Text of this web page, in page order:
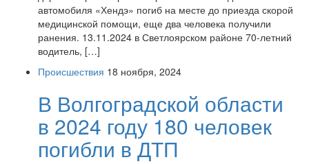
автомобиля «Хендэ» погиб на месте до приезда скорой
медицинской помощи, еще два человека получили
ранения. 13.11.2024 в Светлоярском районе 70-летний
водитель, […]
Происшествия 18 ноября, 2024
В Волгоградской области
в 2024 году 180 человек
погибли в ДТП